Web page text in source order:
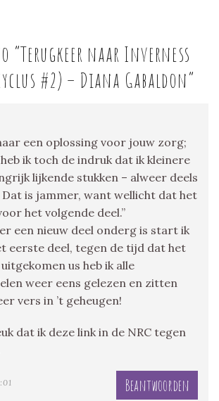
“Terugkeer naar Inverness
#2) – Diana Gabaldon”
een oplossing voor jouw zorg;
ik toch de indruk dat ik kleinere
lijkende stukken – alweer deels
is jammer, want wellicht dat het
het volgende deel.”
een nieuw deel onderg is start ik
eerste deel, tegen de tijd dat het
us heb ik alle
weer eens gelezen en zitten
vers in ’t geheugen!
dat ik deze link in de NRC tegen
Beantwoorden